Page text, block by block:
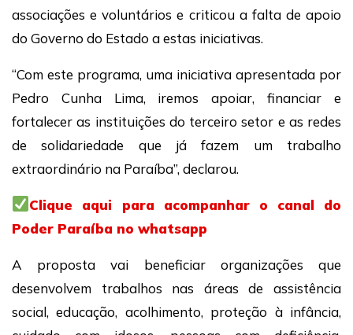
associações e voluntários e criticou a falta de apoio
do Governo do Estado a estas iniciativas.
“Com este programa, uma iniciativa apresentada por
Pedro Cunha Lima, iremos apoiar, financiar e
fortalecer as instituições do terceiro setor e as redes
de solidariedade que já fazem um trabalho
extraordinário na Paraíba”, declarou.
Clique aqui para acompanhar o canal do
Poder Paraíba no whatsapp
A proposta vai beneficiar organizações que
desenvolvem trabalhos nas áreas de assistência
social, educação, acolhimento, proteção à infância,